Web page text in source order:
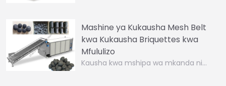
Mashine ya Kukausha Mesh Belt
kwa Kukausha Briquettes kwa
Mfululizo
Kausha kwa mshipa wa mkanda ni…